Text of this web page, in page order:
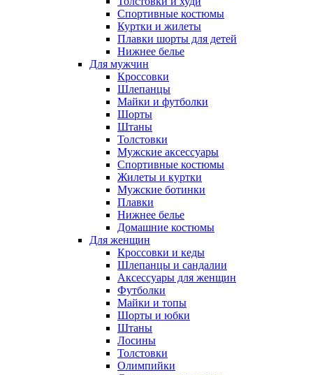
Спортивные костюмы
Куртки и жилеты
Плавки шорты для детей
Нижнее белье
Для мужчин
Кроссовки
Шлепанцы
Майки и футболки
Шорты
Штаны
Толстовки
Мужские аксессуары
Спортивные костюмы
Жилеты и куртки
Мужские ботинки
Плавки
Нижнее белье
Домашние костюмы
Для женщин
Кроссовки и кеды
Шлепанцы и сандалии
Аксессуары для женщин
Футболки
Майки и топы
Шорты и юбки
Штаны
Лосины
Толстовки
Олимпийки